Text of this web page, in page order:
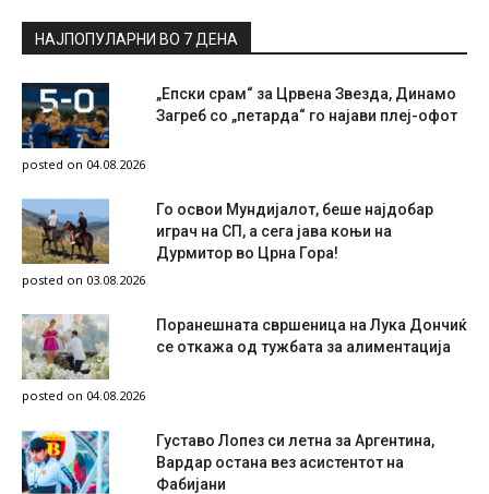
НАЈПОПУЛАРНИ ВО 7 ДЕНА
„Епски срам“ за Црвена Звезда, Динамо
Загреб со „петарда“ го најави плеј-офот
posted on 04.08.2026
Го освои Мундијалот, беше најдобар
играч на СП, а сега јава коњи на
Дурмитор во Црна Гора!
posted on 03.08.2026
Поранешната свршеница на Лука Дончиќ
се откажа од тужбата за алиментација
posted on 04.08.2026
Густаво Лопез си летна за Аргентина,
Вардар остана вез асистентот на
Фабијани